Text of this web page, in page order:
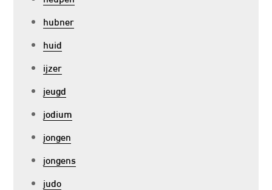
hubner
huid
ijzer
jeugd
jodium
jongen
jongens
judo